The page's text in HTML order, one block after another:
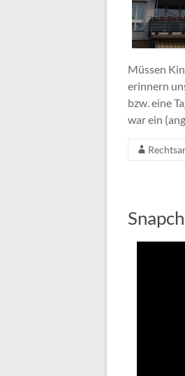
Müssen
erinnern
bzw. eine
war ein